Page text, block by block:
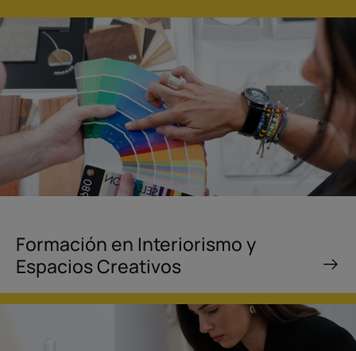
Formación en Interiorismo y
Espacios Creativos